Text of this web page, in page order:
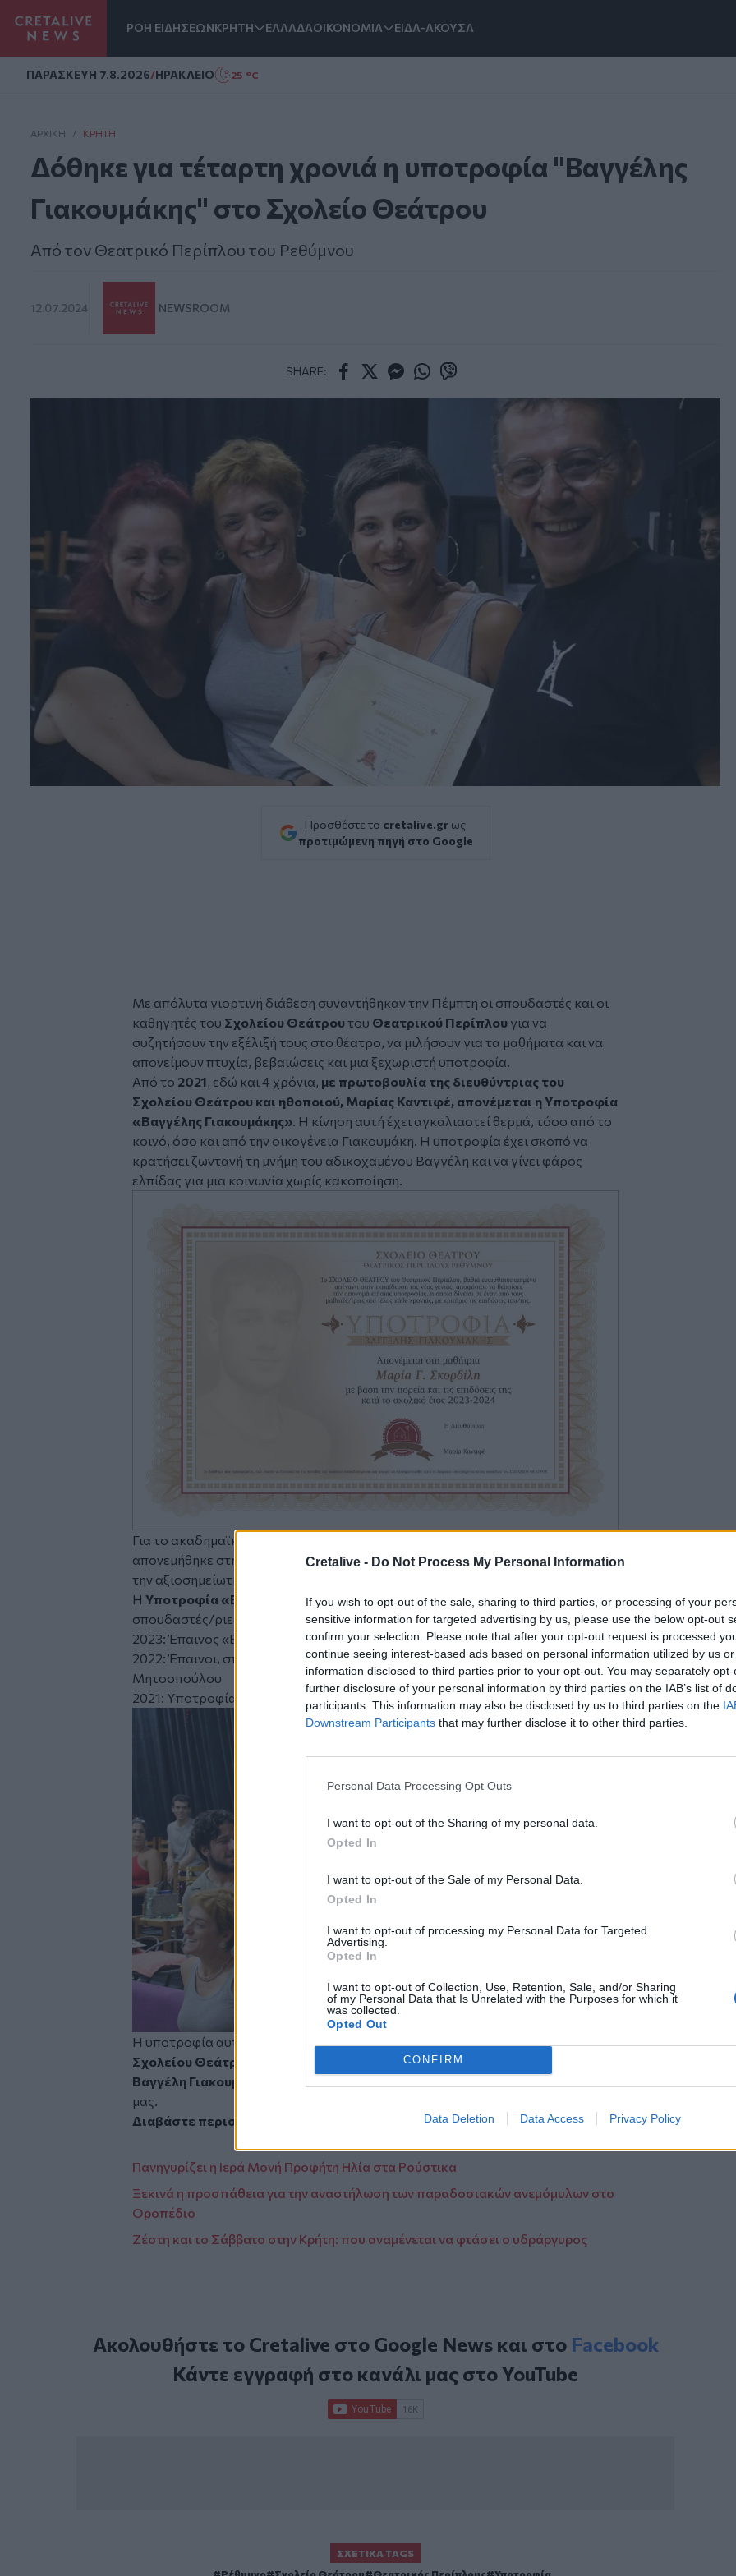
Cretalive - Do Not Process My Personal Information
If you wish to opt-out of the sale, sharing to third parties, or processing of your
sensitive information for targeted advertising by us, please use the below opt-out
confirm your selection. Please note that after your opt-out request is processed
continue seeing interest-based ads based on personal information utilized by us
information disclosed to third parties prior to your opt-out. You may separately
further disclosure of your personal information by third parties on the IAB’s list of
participants. This information may also be disclosed by us to third parties on the
Downstream Participants that may further disclose it to other third parties.
Personal Data Processing Opt Outs
I want to opt-out of the Sharing of my personal data.
Opted In
I want to opt-out of the Sale of my Personal Data.
Opted In
I want to opt-out of processing my Personal Data for Targeted
Advertising.
Opted In
I want to opt-out of Collection, Use, Retention, Sale, and/or Sharing
of my Personal Data that Is Unrelated with the Purposes for which it
was collected.
Opted Out
CONFIRM
Data Deletion Data Access Privacy Policy
ΡΟΗ ΕΙΔΗΣΕΩΝΚΡΗΤΗ ΕΛΛΑΔΑΟΙΚΟΝΟΜΙΑ ΕΙΔΑ-ΑΚΟΥΣΑ
ΠΑΡΑΣΚΕΥΗ 7.8.2026/ΗΡΑΚΛΕΙΟ 25 °C
ΑΡΧΙΚΗ / ΚΡΉΤΗ
Δόθηκε για τέταρτη χρονιά η υποτροφία "Βαγγέλης
Γιακουμάκης" στο Σχολείο Θεάτρου
Από τον Θεατρικό Περίπλου του Ρεθύμνου
12.07.2024 NEWSROOM
SHARE:
Προσθέστε το cretalive.gr ως
προτιμώμενη πηγή στο Google
Με απόλυτα γιορτινή διάθεση συναντήθηκαν την Πέμπτη οι σπουδαστές και οι
καθηγητές του Σχολείου Θεάτρουτου Θεατρικού Περίπλου για να
συζητήσουν την εξέλιξή τους στο θέατρο, να μιλήσουν για τα μαθήματα και να
απονείμουν πτυχία, βεβαιώσεις και μια ξεχωριστή υποτροφία.
Από το 2021, εδώ και 4 χρόνια, με πρωτοβουλία της διευθύντριας του
Σχολείου Θεάτρου και ηθοποιού, Μαρίας Καντιφέ, απονέμεται η Υποτροφία
«Βαγγέλης Γιακουμάκης». Η κίνηση αυτή έχει αγκαλιαστεί θερμά, τόσο από το
κοινό, όσο και από την οικογένεια Γιακουμάκη. Η υποτροφία έχει σκοπό να
κρατήσει ζωντανή τη μνήμη του αδικοχαμένου Βαγγέλη και να γίνει φάρος
ελπίδας για μια κοινωνία χωρίς κακοποίηση.
Για το ακαδημαϊκό έτος
απονεμήθηκε στη σπουδάστρια του Γ' έτους,Μαρία Σκορδίλη, αναγνωρίζοντας
την αξιοσημείωτη εξέλιξή της κατά τη διάρκεια της χρονιάς.
Η Υποτροφία «Βαγγέλης Γιακουμάκης»έχει απονεμηθεί μέχρι σήμερα στους
σπουδαστές/ριες:
2023: Έπαινος «Βαγγέλη Γιακουμάκη» στη Μάγδα Σαλβαράκη
2022: Έπαινοι, στους Γιάννη Μαθιουδάκη, Νικολέτα Μακρυγιάννη και Νικόλ
Μητσοπούλου
2021: Υποτροφία «Βαγγέλης Γιακουμάκης» στον Γιάννη Μαθιουδάκη.
Η υποτροφία αυτή συνεχίζει να αποτελεί μια
Σχολείου Θεάτρου
, ενισχύοντας τους σπουδαστές και τιμώντας τη μνήμη του
Βαγγέλη Γιακουμάκη
μας.
Διαβάστε περισσότερες ειδήσεις από την
Κρήτηκαι τοΡέθυμνο
Πανηγυρίζει η Ιερά Μονή Προφήτη Ηλία στα Ρούστικα
Ξεκινά η προσπάθεια για την αναστήλωση των παραδοσιακών ανεμόμυλων στο
Οροπέδιο
Ζέστη και το Σάββατο στην Κρήτη: που αναμένεται να φτάσει ο υδράργυρος
Ακολουθήστε το Cretalive στο Google Newsκαι στο Facebook
Κάντε εγγραφή στο κανάλι μας στοYouTube
ΣΧΕΤΙΚΆ TAGS
Ρέθυμνο
Σχολείο Θεάτρου Θεατρικός Περίπλους Υποτροφία